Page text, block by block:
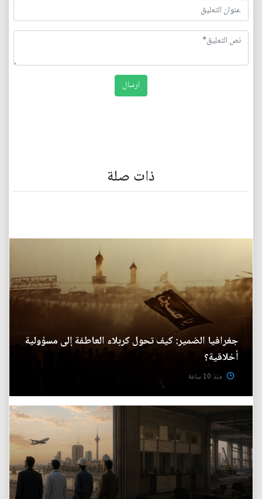
ذات صلة
جغرافيا الضمير: كيف تحول كربلاء العاطفة إلى مسؤولية
أخلاقية؟
منذ 10 ساعة